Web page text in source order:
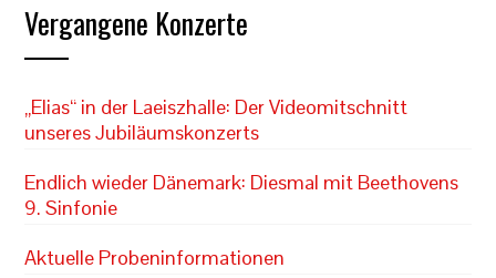
Vergangene Konzerte
„Elias“ in der Laeiszhalle: Der Videomitschnitt
unseres Jubiläumskonzerts
Endlich wieder Dänemark: Diesmal mit Beethovens
9. Sinfonie
Aktuelle Probeninformationen